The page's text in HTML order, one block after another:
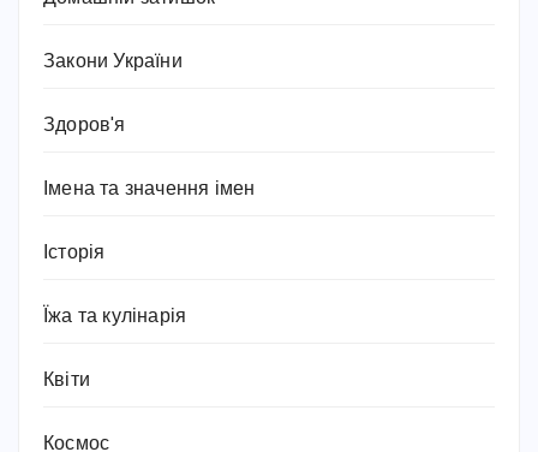
Закони України
Здоров'я
Імена та значення імен
Історія
Їжа та кулінарія
Квіти
Космос